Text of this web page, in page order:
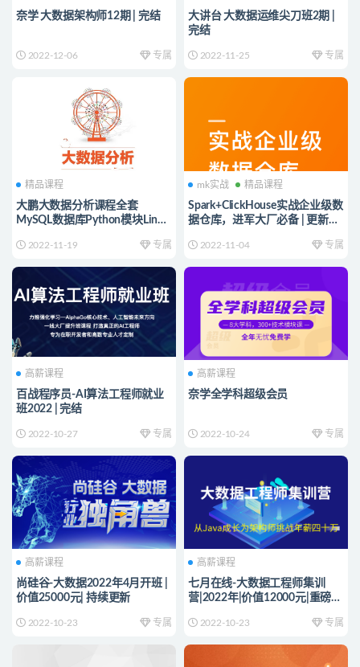
奈学 大数据架构师12期 | 完结
2022-12-06 专属
大讲台 大数据运维尖刀班2期 |
完结
2022-11-25 专属
精品课程
大鹏大数据分析课程全套
MySQL数据库Python模块Linux
2022-11-19 专属
mk实战 精品课程
Spark+ClickHouse实战企业级数
据仓库，进军大厂必备 | 更新至
2022-11-04 专属
高薪课程
百战程序员-AI算法工程师就业
班2022 | 完结
2022-10-27 专属
高薪课程
奈学全学科超级会员
2022-10-24 专属
高薪课程
尚硅谷-大数据2022年4月开班 |
价值25000元| 持续更新
2022-10-23 专属
高薪课程
七月在线-大数据工程师集训
营|2022年|价值12000元|重磅首
2022-10-23 专属